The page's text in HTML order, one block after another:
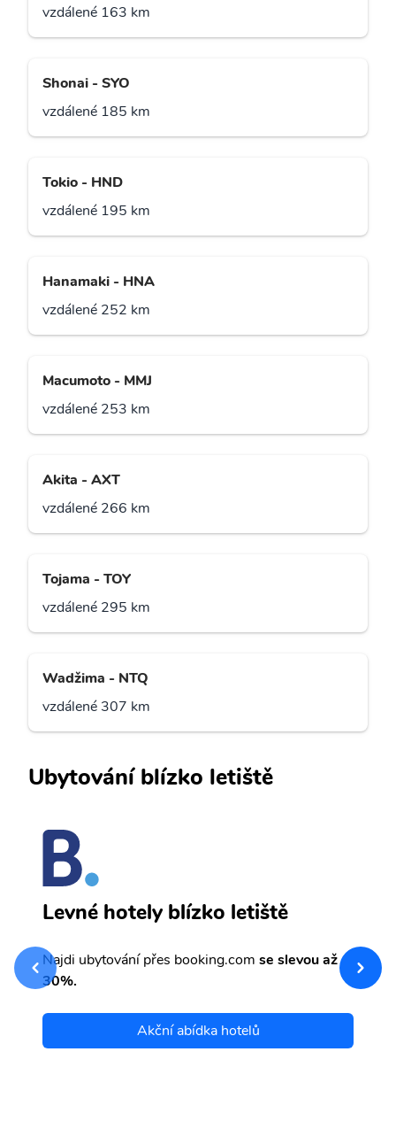
vzdálené 163 km
Shonai - SYO
vzdálené 185 km
Tokio - HND
vzdálené 195 km
Hanamaki - HNA
vzdálené 252 km
Macumoto - MMJ
vzdálené 253 km
Akita - AXT
vzdálené 266 km
Tojama - TOY
vzdálené 295 km
Wadžima - NTQ
vzdálené 307 km
Ubytování blízko letiště
Levné hotely blízko letiště
Najdi ubytování přes booking.com se slevou až
30%.
Akční abídka hotelů